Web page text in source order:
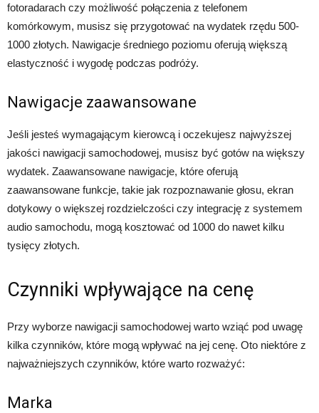
fotoradarach czy możliwość połączenia z telefonem
komórkowym, musisz się przygotować na wydatek rzędu 500-
1000 złotych. Nawigacje średniego poziomu oferują większą
elastyczność i wygodę podczas podróży.
Nawigacje zaawansowane
Jeśli jesteś wymagającym kierowcą i oczekujesz najwyższej
jakości nawigacji samochodowej, musisz być gotów na większy
wydatek. Zaawansowane nawigacje, które oferują
zaawansowane funkcje, takie jak rozpoznawanie głosu, ekran
dotykowy o większej rozdzielczości czy integrację z systemem
audio samochodu, mogą kosztować od 1000 do nawet kilku
tysięcy złotych.
Czynniki wpływające na cenę
Przy wyborze nawigacji samochodowej warto wziąć pod uwagę
kilka czynników, które mogą wpływać na jej cenę. Oto niektóre z
najważniejszych czynników, które warto rozważyć:
Marka